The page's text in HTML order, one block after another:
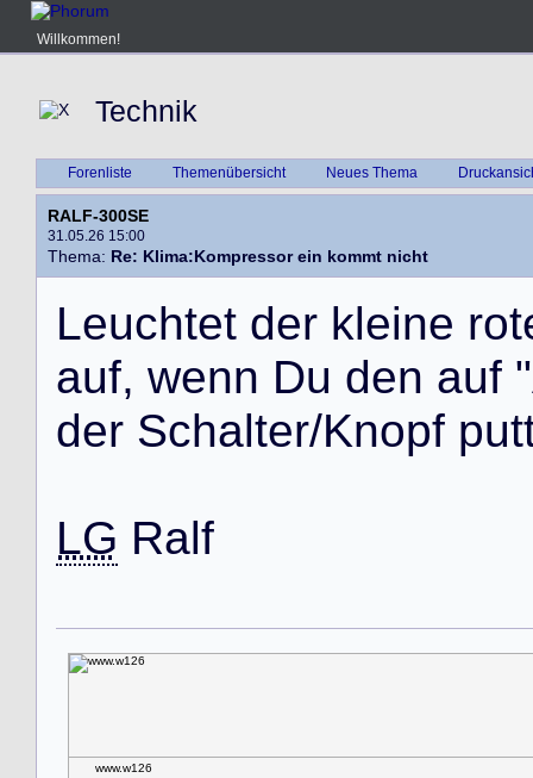
Willkommen!
Technik
Forenliste Themenübersicht Neues Thema
RALF-300SE
31.05.26 15:00
Thema: Re: Klima:Kompressor ein kommt nicht
Leuchtet der kleine rot
auf, wenn Du den auf "
der Schalter/Knopf put
LG Ralf
www.w126